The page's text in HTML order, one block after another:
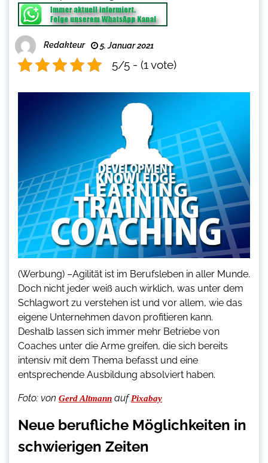
Redakteur 5. Januar 2021
5/5 - (1 vote)
(Werbung) –Agilität ist im Berufsleben in aller Munde.
Doch nicht jeder weiß auch wirklich, was unter dem
Schlagwort zu verstehen ist und vor allem, wie das
eigene Unternehmen davon profitieren kann.
Deshalb lassen sich immer mehr Betriebe von
Coaches unter die Arme greifen, die sich bereits
intensiv mit dem Thema befasst und eine
entsprechende Ausbildung absolviert haben.
Foto: von Gerd Altmann aufPixabay
Neue berufliche Möglichkeiten in
schwierigen Zeiten